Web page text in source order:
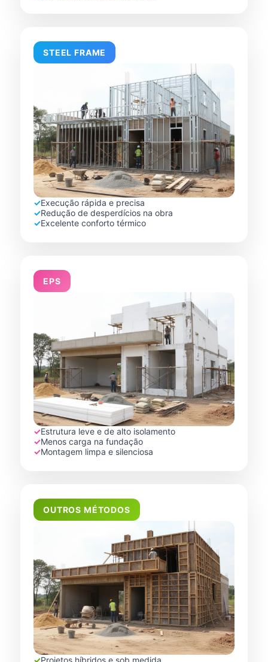
STEEL FRAME
✓Execução rápida e precisa
✓Redução de desperdícios na obra
✓Excelente conforto térmico
EPS
✓Estrutura leve e de alto isolamento
✓Menos carga na fundação
✓Montagem limpa e silenciosa
OUTROS MÉTODOS
✓Projetos híbridos e sob medida